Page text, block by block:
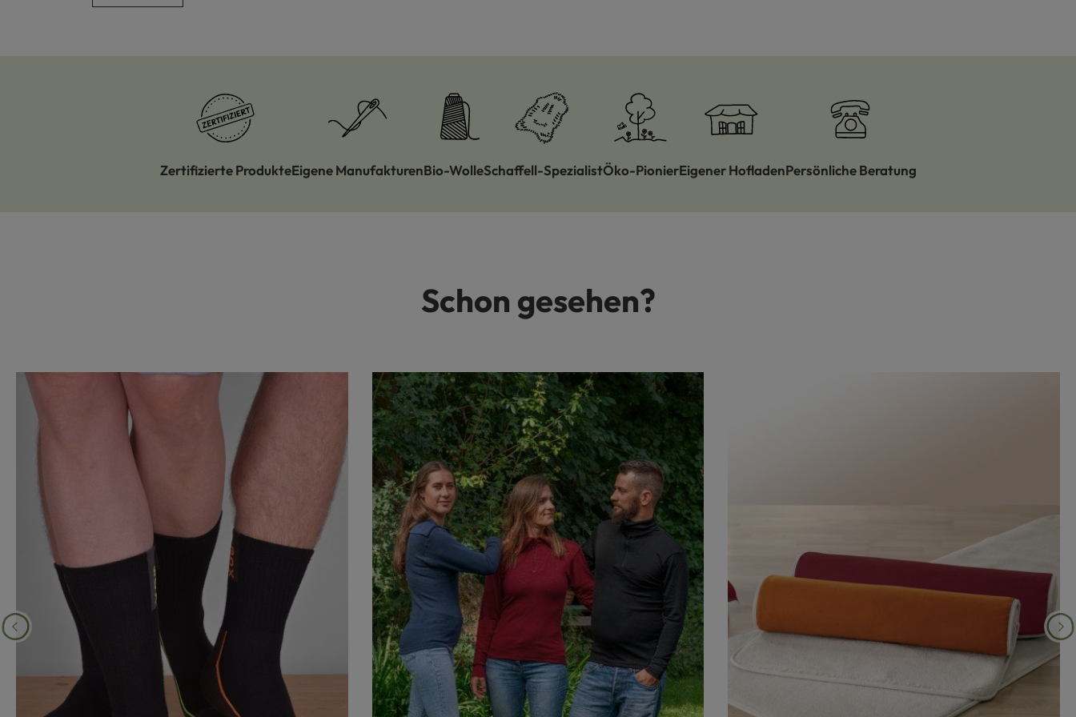
Zertifizierte ProdukteEigene ManufakturenBio-WolleSchaffell-SpezialistÖko-PionierEigener HofladenPersönliche Beratung
Schon gesehen?